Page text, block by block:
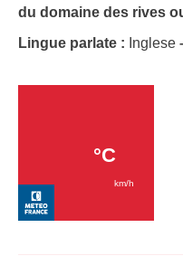
du domaine des rives
Lingue parlate : Inglese